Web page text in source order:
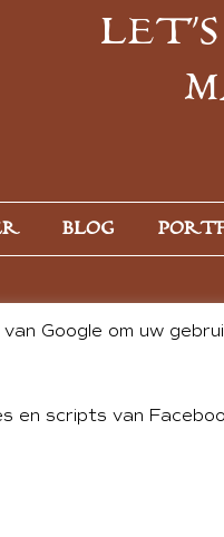
BLOG
& CONTENT BY
Google om uw
en scripts van